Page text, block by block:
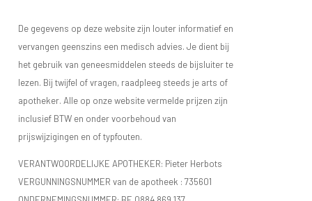
De gegevens op deze website zijn louter informatief en
vervangen geenszins een medisch advies. Je dient bij
het gebruik van geneesmiddelen steeds de bijsluiter te
lezen. Bij twijfel of vragen, raadpleeg steeds je arts of
apotheker. Alle op onze website vermelde prijzen zijn
inclusief BTW en onder voorbehoud van
prijswijzigingen en of typfouten.
VERANTWOORDELIJKE APOTHEKER: Pieter Herbots
VERGUNNINGSNUMMER van de apotheek : 735601